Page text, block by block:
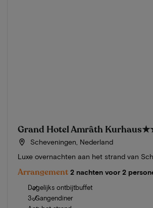
Grand Hotel Amrâth Kurhaus
Scheveningen, Nederland
Luxe overnachten aan het strand van
Arrangement 2 nachten voor 2
Dagelijks ontbijtbuffet
3-Gangendiner